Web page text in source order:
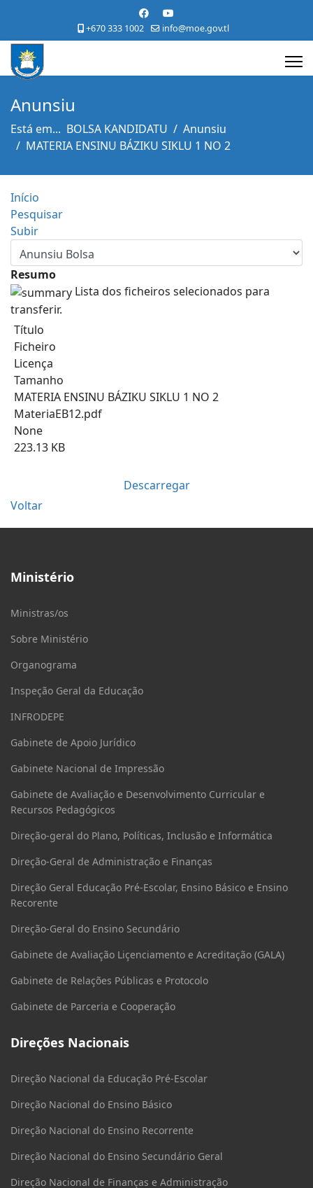
+670 333 1002 info@moe.gov.tl
Anunsiu
Está em... BOLSA KANDIDATU
Anunsiu
MATERIA ENSINU BÁZIKU SIKLU 1 NO 2
Início
Pesquisar
Subir
Resumo
Lista dos ficheiros selecionados para
transferir.
Título
Ficheiro
Licença
Tamanho
MATERIA ENSINU BÁZIKU SIKLU 1 NO 2
MateriaEB12.pdf
None
223.13 KB
Descarregar
Voltar
Ministério
Ministras/os
Sobre Ministério
Organograma
Inspeção Geral da Educação
INFRODEPE
Gabinete de Apoio Jurídico
Gabinete Nacional de Impressão
Gabinete de Avaliação e Desenvolvimento Curricular e
Recursos Pedagógicos
Direção-geral do Plano, Políticas, Inclusão e Informática
Direção-Geral de Administração e Finanças
Direção Geral Educação Pré-Escolar, Ensino Básico e Ensino
Recorente
Direção-Geral do Ensino Secundário
Gabinete de Avaliação Liçenciamento e Acreditação (GALA)
Gabinete de Relações Públicas e Protocolo
Gabinete de Parceria e Cooperação
Direções Nacionais
Direção Nacional da Educação Pré-Escolar
Direção Nacional do Ensino Básico
Direção Nacional do Ensino Recorrente
Direção Nacional do Ensino Secundário Geral
Direção Nacional de Finanças e Administração